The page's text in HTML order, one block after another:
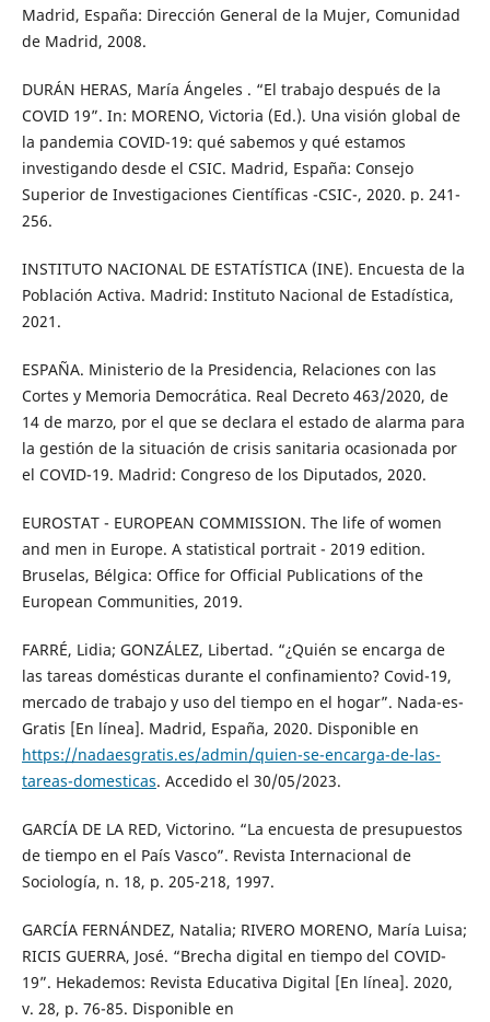
Madrid, España: Dirección General de la Mujer, Comunidad
de Madrid, 2008.
DURÁN HERAS, María Ángeles . “El trabajo después de la
COVID 19”. In: MORENO, Victoria (Ed.). Una visión global de
la pandemia COVID-19: qué sabemos y qué estamos
investigando desde el CSIC. Madrid, España: Consejo
Superior de Investigaciones Científicas -CSIC-, 2020. p. 241-
256.
INSTITUTO NACIONAL DE ESTATÍSTICA (INE). Encuesta de la
Población Activa. Madrid: Instituto Nacional de Estadística,
2021.
ESPAÑA. Ministerio de la Presidencia, Relaciones con las
Cortes y Memoria Democrática. Real Decreto 463/2020, de
14 de marzo, por el que se declara el estado de alarma para
la gestión de la situación de crisis sanitaria ocasionada por
el COVID-19. Madrid: Congreso de los Diputados, 2020.
EUROSTAT - EUROPEAN COMMISSION. The life of women
and men in Europe. A statistical portrait - 2019 edition.
Bruselas, Bélgica: Office for Official Publications of the
European Communities, 2019.
FARRÉ, Lidia; GONZÁLEZ, Libertad. “¿Quién se encarga de
las tareas domésticas durante el confinamiento? Covid-19,
mercado de trabajo y uso del tiempo en el hogar”. Nada-es-
Gratis [En línea]. Madrid, España, 2020. Disponible en
https://nadaesgratis.es/admin/quien-se-encarga-de-las-
tareas-domesticas. Accedido el 30/05/2023.
GARCÍA DE LA RED, Victorino. “La encuesta de presupuestos
de tiempo en el País Vasco”. Revista Internacional de
Sociología, n. 18, p. 205-218, 1997.
GARCÍA FERNÁNDEZ, Natalia; RIVERO MORENO, María Luisa;
RICIS GUERRA, José. “Brecha digital en tiempo del COVID-
19”. Hekademos: Revista Educativa Digital [En línea]. 2020,
v. 28, p. 76-85. Disponible en